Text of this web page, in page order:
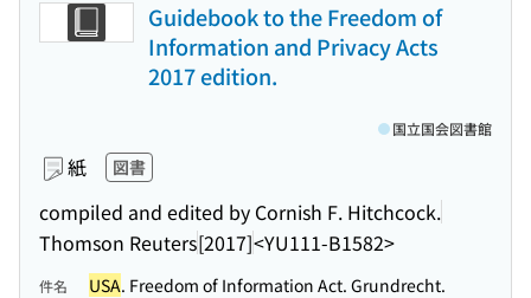
Guidebook to the Freedom of
Information and Privacy Acts
2017 edition.
紙 図書
compiled and edited by Cornish F. Hitchcock.
Thomson Reuters[2017]<YU111-B1582>
国立国会図書館
件名 USA. Freedom of Information Act. Grundrecht.